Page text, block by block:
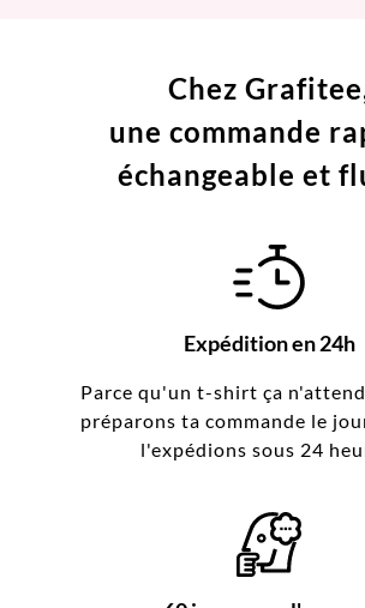
Chez
une commande
échangeable et
Expédition en 24h
Parce qu'un t-shirt ça
préparons ta commande le
l'expédions sous 24